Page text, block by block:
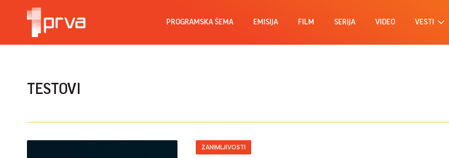
PROGRAMSKA ŠEMA EMISIJA FILM SERIJA VIDEO VESTI
TESTOVI
ZANIMLJIVOSTI